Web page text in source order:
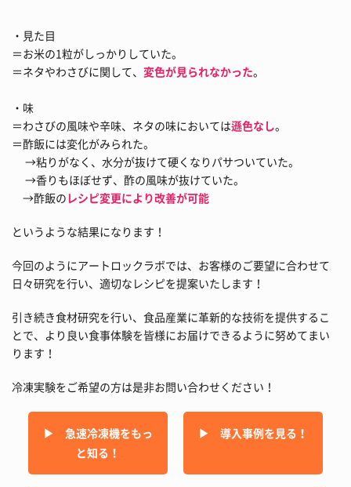
・見た目
＝お米の1粒がしっかりしていた。
＝ネタやわさびに関して、 変色が見られなかった。
・味
＝わさびの風味や辛味、ネタの味においては遜色なし。
＝酢飯には変化がみられた。
→粘りがなく、水分が抜けて硬くなりパサついていた。
→香りもほぼせず、酢の風味が抜けていた。
→酢飯のレシピ変更により改善が可能
というような結果になります！
今回のようにアートロックラボでは、お客様のご要望に合わせて
日々研究を行い、適切なレシピを提案いたします！
引き続き食材研究を行い、食品産業に革新的な技術を提供するこ
とで、より良い食事体験を皆様にお届けできるように努めてまい
ります！
冷凍実験をご希望の方は是非お問い合わせください！
▶︎ 急速冷凍機をもっ
と知る！
▶︎ 導入事例を見る！